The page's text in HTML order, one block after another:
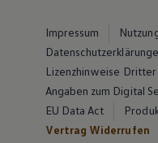
Impressum
Lizenzhinweise Dritter
Angaben zum Digital
EU Data Act
Vertrag Widerrufen